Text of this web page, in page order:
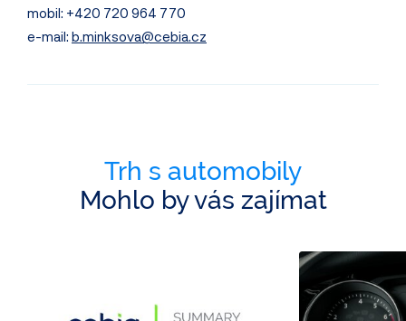
mobil: +420 720 964 770
e-mail: b.minksova@cebia.cz
Trh s automobily
Mohlo by vás zajímat